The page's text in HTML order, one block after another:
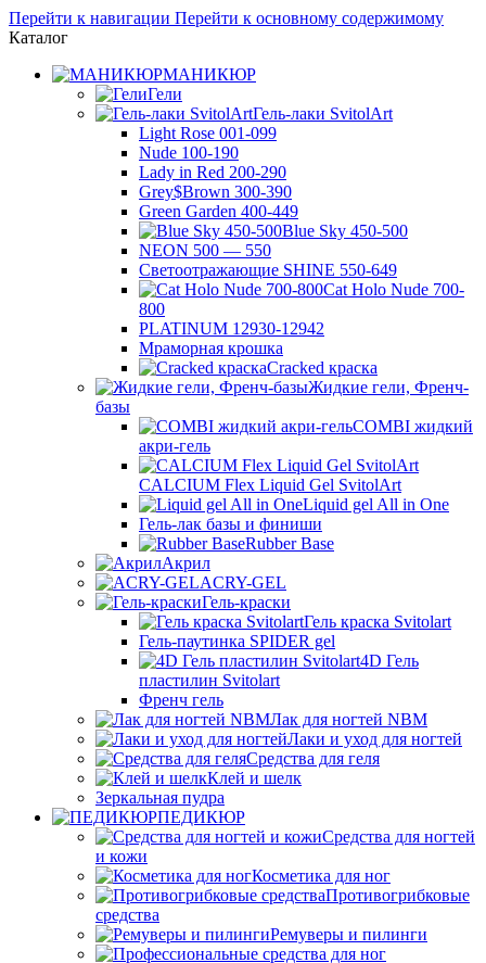
Перейти к навигации Перейти к основному содержимому
Каталог
МАНИКЮР
Гели
Гель-лаки SvitolArt
Light Rose 001-099
Nude 100-190
Lady in Red 200-290
Grey$Brown 300-390
Green Garden 400-449
Blue Sky 450-500
NEON 500 — 550
Светоотражающие SHINE 550-649
Cat Holo Nude 700-
800
PLATINUM 12930-12942
Мраморная крошка
Cracked краска
Жидкие гели, Френч-
базы
COMBI жидкий
акри-гель
CALCIUM Flex Liquid Gel SvitolArt
Liquid gel All in One
Гель-лак базы и финиши
Rubber Base
Акрил
ACRY-GEL
Гель-краски
Гель краска Svitolart
Гель-паутинка SPIDER gel
4D Гель
пластилин Svitolart
Френч гель
Лак для ногтей NBM
Лаки и уход для ногтей
Средства для геля
Клей и шелк
Зеркальная пудра
ПЕДИКЮР
Средства для ногтей
и кожи
Косметика для ног
Противогрибковые
средства
Ремуверы и пилинги